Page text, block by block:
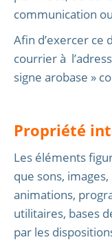
communication
Afin d’exercer ce
courrier à
signe arobase »
Propriété
Les éléments
que sons,
animations,
utilitaires, bases
par les